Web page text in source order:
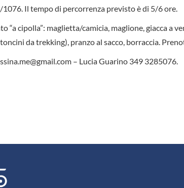
Il tempo di percorrenza previsto è di 5/6 ore.
“a cipolla”: maglietta/camicia, maglione, giacca a
da trekking), pranzo al sacco, borraccia.
– Lucia Guarino 349 3285076.